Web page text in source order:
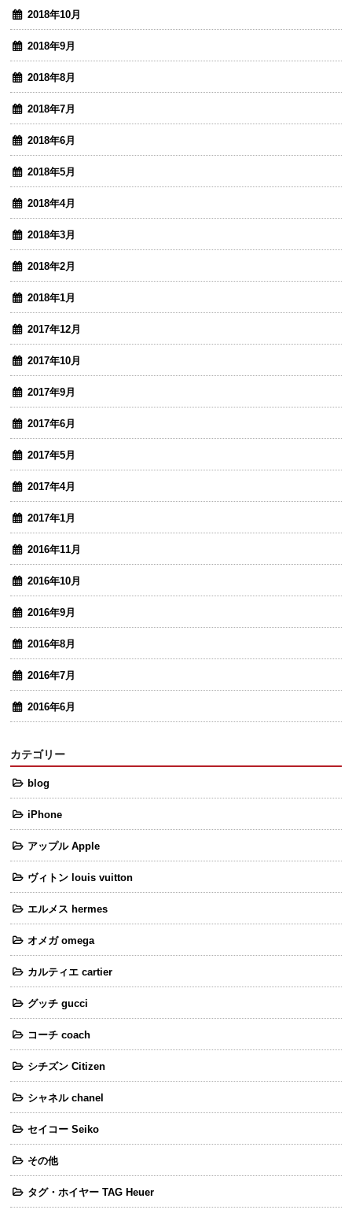
2018年10月
2018年9月
2018年8月
2018年7月
2018年6月
2018年5月
2018年4月
2018年3月
2018年2月
2018年1月
2017年12月
2017年10月
2017年9月
2017年6月
2017年5月
2017年4月
2017年1月
2016年11月
2016年10月
2016年9月
2016年8月
2016年7月
2016年6月
カテゴリー
blog
iPhone
アップル Apple
ヴィトン louis vuitton
エルメス hermes
オメガ omega
カルティエ cartier
グッチ gucci
コーチ coach
シチズン Citizen
シャネル chanel
セイコー Seiko
その他
タグ・ホイヤー TAG Heuer